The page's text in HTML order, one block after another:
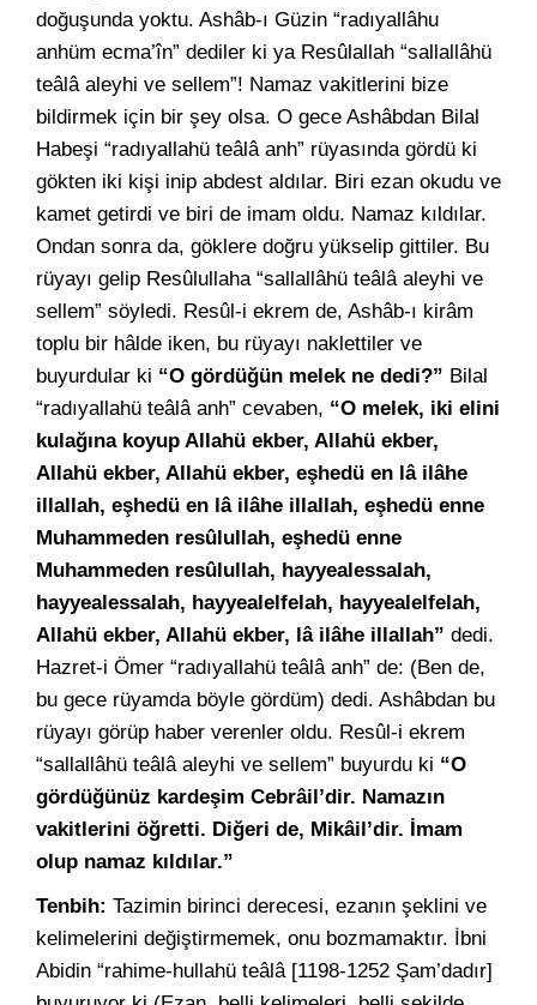
doğuşunda yoktu. Ashâb-ı Güzin “radıyallâhu
anhüm ecma’în” dediler ki ya Resûlallah “sallallâhü
teâlâ aleyhi ve sellem”! Namaz vakitlerini bize
bildirmek için bir şey olsa. O gece Ashâbdan Bilal
Habeşi “radıyallahü teâlâ anh” rüyasında gördü ki
gökten iki kişi inip abdest aldılar. Biri ezan okudu ve
kamet getirdi ve biri de imam oldu. Namaz kıldılar.
Ondan sonra da, göklere doğru yükselip gittiler. Bu
rüyayı gelip Resûlullaha “sallallâhü teâlâ aleyhi ve
sellem” söyledi. Resûl-i ekrem de, Ashâb-ı kirâm
toplu bir hâlde iken, bu rüyayı naklettiler ve
buyurdular ki “O gördüğün melek ne dedi?” Bilal
“radıyallahü teâlâ anh” cevaben, “O melek, iki elini
kulağına koyup Allahü ekber, Allahü ekber,
Allahü ekber, Allahü ekber, eşhedü en lâ ilâhe
illallah, eşhedü en lâ ilâhe illallah, eşhedü enne
Muhammeden resûlullah, eşhedü enne
Muhammeden resûlullah, hayyealessalah,
hayyealessalah, hayyealelfelah, hayyealelfelah,
Allahü ekber, Allahü ekber, lâ ilâhe illallah” dedi.
Hazret-i Ömer “radıyallahü teâlâ anh” de: (Ben de,
bu gece rüyamda böyle gördüm) dedi. Ashâbdan bu
rüyayı görüp haber verenler oldu. Resûl-i ekrem
“sallallâhü teâlâ aleyhi ve sellem” buyurdu ki “O
gördüğünüz kardeşim Cebrâil’dir. Namazın
vakitlerini öğretti. Diğeri de, Mikâil’dir. İmam
olup namaz kıldılar.”
Tenbih: Tazimin birinci derecesi, ezanın şeklini ve
kelimelerini değiştirmemek, onu bozmamaktır. İbni
Abidin “rahime-hullahü teâlâ [1198-1252 Şam’dadır]